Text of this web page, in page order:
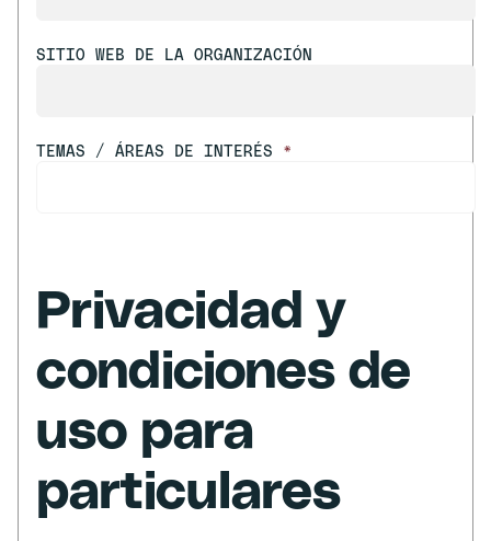
SITIO WEB DE LA ORGANIZACIÓN
TEMAS / ÁREAS DE INTERÉS *
Privacidad y
condiciones de
uso para
particulares